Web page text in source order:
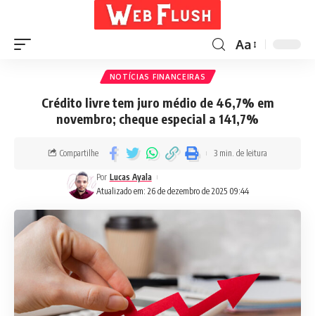
Aa
NOTÍCIAS FINANCEIRAS
Crédito livre tem juro médio de 46,7% em
novembro; cheque especial a 141,7%
Atualizado em: 26 de dezembro de 2025 09:44
Por Lucas Ayala
Compartilhe 3 min. de leitura